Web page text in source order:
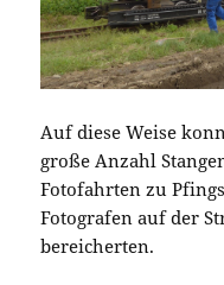
Auf diese Weise
große Anzahl
Fotofahrten zu
Fotografen auf der
bereicherten.